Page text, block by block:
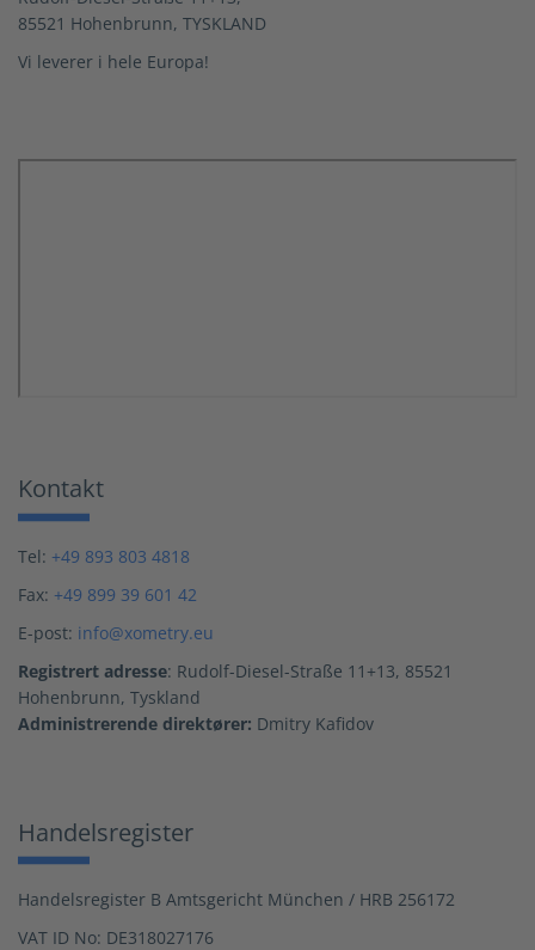
85521 Hohenbrunn, TYSKLAND
Vi leverer i hele Europa!
Kontakt
Tel: +49 893 803 4818
Fax: +49 899 39 601 42
E-post: info@xometry.eu
Registrert adresse: Rudolf-Diesel-Straße 11+13, 85521
Hohenbrunn, Tyskland
Administrerende direktører: Dmitry Kafidov
Handelsregister
Handelsregister B Amtsgericht München / HRB 256172
VAT ID No: DE318027176